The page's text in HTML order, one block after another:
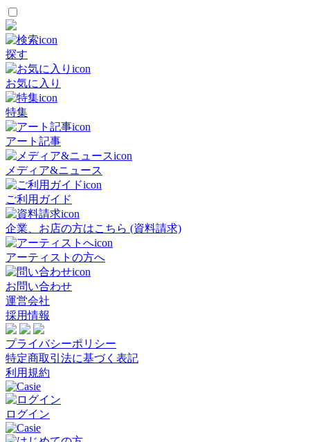
探す
お気に入り
特集
アート記事
メディア&ニュース
ご利用ガイド
企業、お店の方はこちら (資料請求)
アーティストの方へ
お問い合わせ
運営会社
採用情報
プライバシーポリシー
特定商取引法に基づく表記
利用規約
ログイン